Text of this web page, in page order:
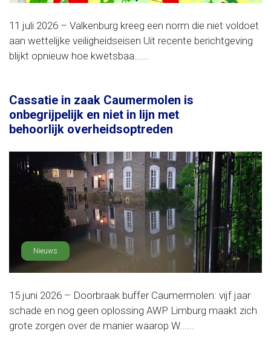
11 juli 2026 – Valkenburg kreeg een norm die niet voldoet
aan wettelijke veiligheidseisen Uit recente berichtgeving
blijkt opnieuw hoe kwetsbaa......
Cassatie in zaak Caumermolen is
onbegrijpelijk en niet in lijn met
behoorlijk overheidsoptreden
Nieuws
15 juni 2026 – Doorbraak buffer Caumermolen: vijf jaar
schade en nog geen oplossing AWP Limburg maakt zich
grote zorgen over de manier waarop W......